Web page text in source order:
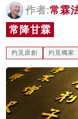
影片
名家榜
灼見活動
關於我們
作者:常霖
常降甘霖
灼見原創 灼見獨家